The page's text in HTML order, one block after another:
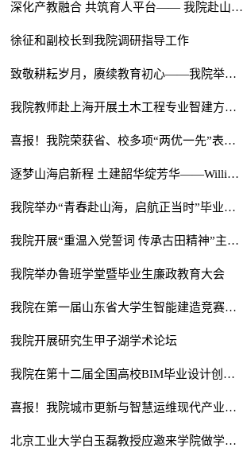
深化产教融合 共筑育人平台—— 我院赴山东万旭宏业集团开展交流访问
徐征和副校长到我院调研指导工作
致敬耕耘岁月，赓续教育初心——我院举办老教师荣休仪式
我院教师赴上海开展土木工程专业智建方向走访调研
喜报！我院荣获省、校多项“两优一先”表彰荣誉
逐梦山海启新程 土建韶华绽芳华——WilliamHill中文2026届毕业生学位授予仪式圆满举行
我院举办“青春赴山海，启航正当时”毕业生主题教育
我院开展“重温入党誓词 传承古田精神”主题党日活动
我院举办鲁班学堂暨毕业生廉政教育大会
我院在第一届山东省大学生智能建造竞赛中斩获佳绩
我院开展研究生甲子湖学术论坛
我院在第十二届全国高校BIM毕业设计创新大赛中创佳绩
喜报！我院城市更新与智慧运维现代产业学院成功获批省级现代产业学院
北京工业大学白玉磊教授应邀来学院做学术报告